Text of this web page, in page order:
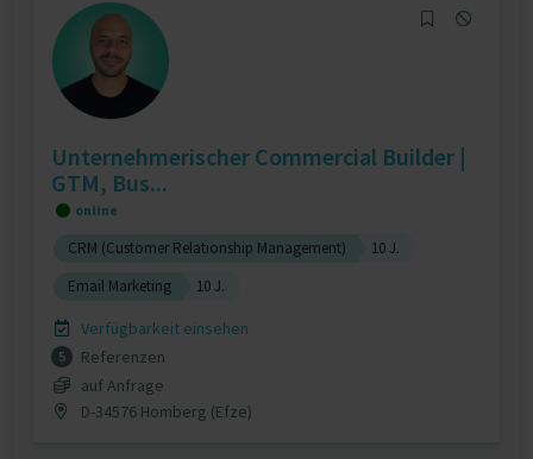
Unternehmerischer Commercial Builder |
GTM, Bus...
online
CRM (Customer Relationship Management)
10 J.
Email Marketing
10 J.
Verfügbarkeit einsehen
5
Referenzen
auf Anfrage
D-34576 Homberg (Efze)